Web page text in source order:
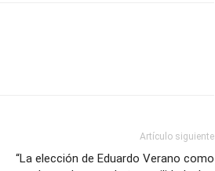
Artículo siguiente
“La elección de Eduardo Verano como